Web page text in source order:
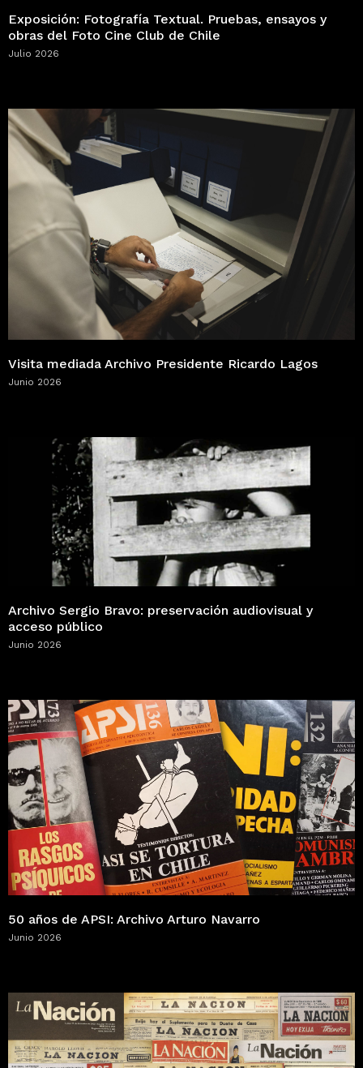
Exposición: Fotografía Textual. Pruebas, ensayos y
obras del Foto Cine Club de Chile
Julio 2026
Visita mediada Archivo Presidente Ricardo Lagos
Junio 2026
Archivo Sergio Bravo: preservación audiovisual y
acceso público
Junio 2026
50 años de APSI: Archivo Arturo Navarro
Junio 2026